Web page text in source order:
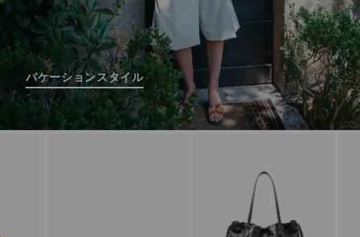
バケーションスタイル